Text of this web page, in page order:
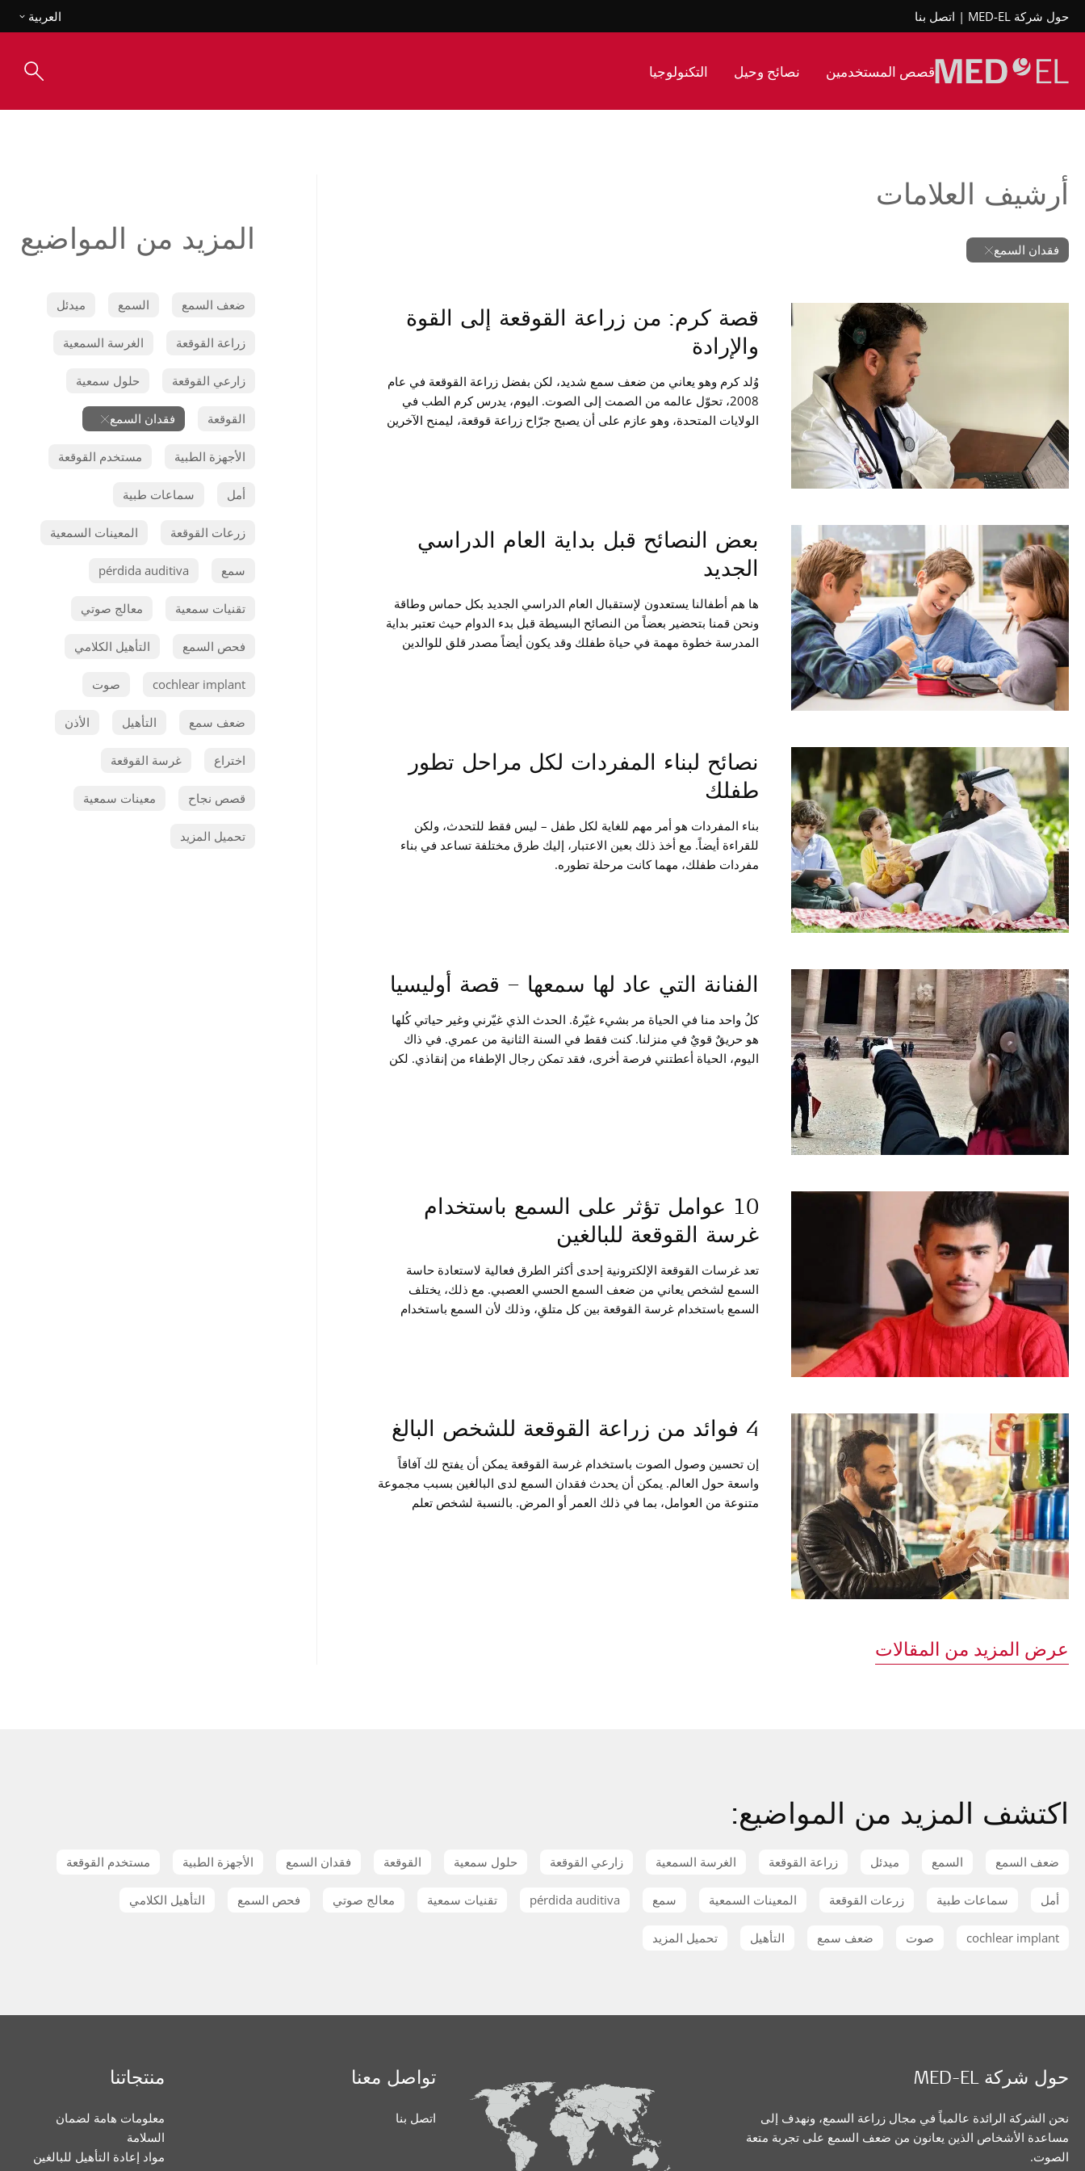
حول شركة MED-EL اتصل بنا العربية
قصص المستخدمين نصائح وحيل التكنولوجيا
أرشيف العلامات
فقدان السمع
قصة كرم: من زراعة القوقعة إلى القوة
والإرادة
وُلد كرم وهو يعاني من ضعف سمع شديد، لكن بفضل زراعة القوقعة في عام
2008، تحوّل عالمه من الصمت إلى الصوت. اليوم، يدرس كرم الطب في
الولايات المتحدة، وهو عازم على أن يصبح جرّاح زراعة قوقعة، ليمنح الآخرين
بعض النصائح قبل بداية العام الدراسي
الجديد
ها هم أطفالنا يستعدون لإستقبال العام الدراسي الجديد بكل حماس وطاقة
ونحن قمنا بتحضير بعضاً من النصائح البسيطة قبل بدء الدوام حيث تعتبر بداية
المدرسة خطوة مهمة في حياة طفلك وقد يكون أيضاً مصدر قلق للوالدين
نصائح لبناء المفردات لكل مراحل تطور
طفلك
بناء المفردات هو أمر مهم للغاية لكل طفل – ليس فقط للتحدث، ولكن
للقراءة أيضاً. مع أخذ ذلك بعين الاعتبار، إليك طرق مختلفة تساعد في بناء
مفردات طفلك، مهما كانت مرحلة تطوره.
الفنانة التي عاد لها سمعها – قصة أوليسيا
كلُ واحد منا في الحياة مر بشيء غيّرهُ. الحدث الذي غيّرني وغير حياتي كُلها
هو حريقٌ قويٌ في منزلنا. كنت فقط في السنة الثانية من عمري. في ذاك
اليوم، الحياة أعطتني فرصة أخرى، فقد تمكن رجال الإطفاء من إنقاذي. لكن
10 عوامل تؤثر على السمع باستخدام
غرسة القوقعة للبالغين
تعد غرسات القوقعة الإلكترونية إحدى أكثر الطرق فعالية لاستعادة حاسة
السمع لشخص يعاني من ضعف السمع الحسي العصبي. مع ذلك، يختلف
السمع باستخدام غرسة القوقعة بين كل متلقِ، وذلك لأن السمع باستخدام
4 فوائد من زراعة القوقعة للشخص البالغ
إن تحسين وصول الصوت باستخدام غرسة القوقعة يمكن أن يفتح لك آفاقاً
واسعة حول العالم. يمكن أن يحدث فقدان السمع لدى البالغين بسبب مجموعة
متنوعة من العوامل، بما في ذلك العمر أو المرض. بالنسبة لشخص تعلم
عرض المزيد من المقالات
المزيد من المواضيع
ضعف السمع السمع ميدئل
زراعة القوقعة الغرسة السمعية
زارعي القوقعة حلول سمعية
القوقعة فقدان السمع
الأجهزة الطبية مستخدم القوقعة
أمل سماعات طبية
زرعات القوقعة المعينات السمعية
سمع pérdida auditiva
تقنيات سمعية معالج صوتي
فحص السمع التأهيل الكلامي
cochlear implant صوت
ضعف سمع التأهيل الأذن
اختراع غرسة القوقعة
قصص نجاح معينات سمعية
تحميل المزيد
اكتشف المزيد من المواضيع:
ضعف السمع السمع ميدئل زراعة القوقعة الغرسة السمعية زارعي القوقعة حلول سمعية القوقعة فقدان السمع الأجهزة الطبية مستخدم القوقعة
أمل سماعات طبية زرعات القوقعة المعينات السمعية سمع pérdida auditiva تقنيات سمعية معالج صوتي فحص السمع التأهيل الكلامي
cochlear implant صوت ضعف سمع التأهيل تحميل المزيد
حول شركة MED-EL
نحن الشركة الرائدة عالمياً في مجال زراعة السمع، ونهدف إلى
مساعدة الأشخاص الذين يعانون من ضعف السمع على تجربة متعة
الصوت.
تواصل معنا
اتصل بنا
منتجاتنا
معلومات هامة لضمان
السلامة
مواد إعادة التأهيل للبالغين